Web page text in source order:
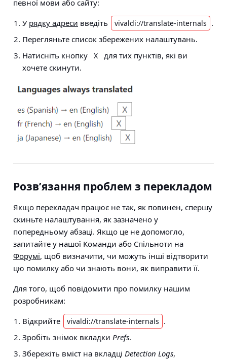
певної мови або сайту:
У рядку адреси введіть vivaldi://translate-internals .
Перегляньте список збережених налаштувань.
Натисніть кнопку
X
для тих пунктів, які ви
хочете скинути.
Розв’язання проблем з перекладом
Якщо перекладач працює не так, як повинен, спершу
скиньте налаштування, як зазначено у
попередньому абзаці. Якщо це не допомогло,
запитайте у нашої Команди або Спільноти на
Форумі, щоб визначити, чи можуть інші відтворити
цю помилку або чи знають вони, як виправити її.
Для того, щоб повідомити про помилку нашим
розробникам:
Відкрийте
vivaldi://translate-internals .
Зробіть знімок вкладки Prefs.
Збережіть вміст на вкладці Detection Logs,